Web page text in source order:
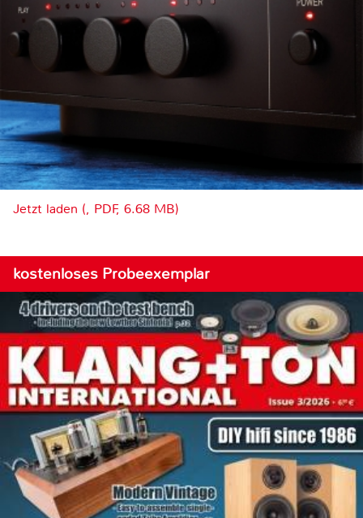
Jetzt laden (, PDF, 6.68 MB)
kostenloses Probeexemplar